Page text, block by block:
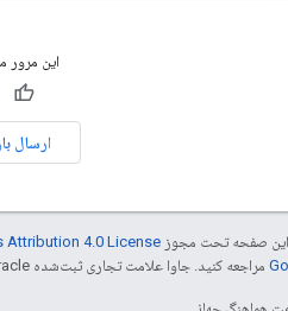
این مرور
ارسال
این صفحه تحت مجوز Attribution 4.0 License
مراجعه کنید. جاوا علامت تجاری ثبت‌شده Oracle و/یا شرکت‌های وابسته به آن است.